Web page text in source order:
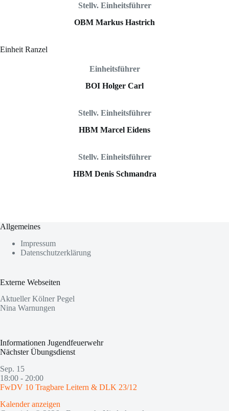
Stellv. Einheitsführer
OBM Markus Hastrich
Einheit Ranzel
Einheitsführer
BOI Holger Carl
Stellv. Einheitsführer
HBM Marcel Eidens
Stellv. Einheitsführer
HBM Denis Schmandra
Allgemeines
Impressum
Datenschutzerklärung
Externe Webseiten
Aktueller Kölner Pegel
Nina Warnungen
Informationen Jugendfeuerwehr
Nächster Übungsdienst
Sep. 15
18:00 - 20:00
FwDV 10 Tragbare Leitern & DLK 23/12
Kalender anzeigen